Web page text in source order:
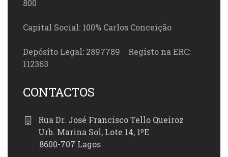
800
Capital Social: 100% Carlos Conceição
Depósito Legal: 2897789 Registo na ERC:
112363
CONTACTOS
Rua Dr. José Francisco Tello Queiroz
Urb. Marina Sol, Lote 14, 1ºE
8600-707 Lagos